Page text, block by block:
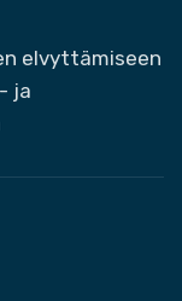
elvyttämiseen
ja